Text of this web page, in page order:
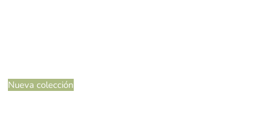
Nueva colección